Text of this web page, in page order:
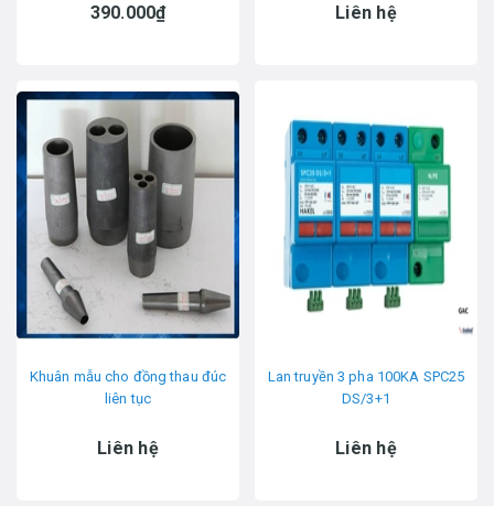
390.000₫ Liên hệ
Khuân mẫu cho đồng thau đúc
liên tục
Liên hệ
Lan truyền 3 pha 100KA SPC25
DS/3+1
Liên hệ